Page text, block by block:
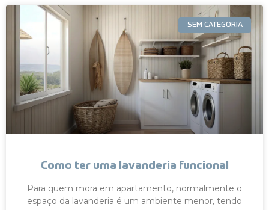
SEM CATEGORIA
Como ter uma lavanderia funcional
Para quem mora em apartamento, normalmente o
espaço da lavanderia é um ambiente menor, tendo